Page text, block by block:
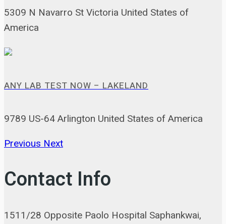
5309 N Navarro St Victoria United States of
America
ANY LAB TEST NOW – LAKELAND
9789 US-64 Arlington United States of America
Previous Next
Contact Info
1511/28 Opposite Paolo Hospital Saphankwai,